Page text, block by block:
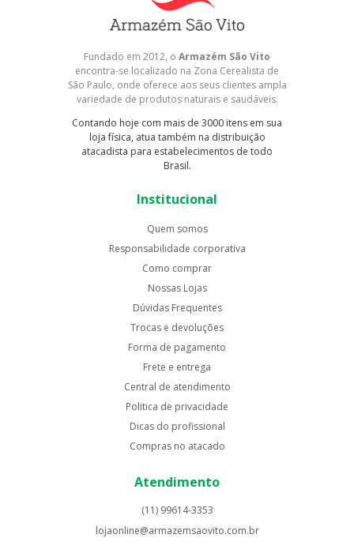
Fundado em 2012, o Armazém São Vito
encontra-se localizado na Zona Cerealista de
São Paulo, onde oferece aos seus clientes ampla
variedade de produtos naturais e saudáveis.
Contando hoje com mais de 3000 itens em sua
loja física, atua também na distribuição
atacadista para estabelecimentos de todo
Brasil.
Institucional
Quem somos
Responsabilidade corporativa
Como comprar
Nossas Lojas
Dúvidas Frequentes
Trocas e devoluções
Forma de pagamento
Frete e entrega
Central de atendimento
Politica de privacidade
Dicas do profissional
Compras no atacado
Atendimento
(11) 99614-3353
lojaonline@armazemsaovito.com.br